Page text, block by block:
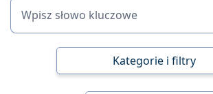
Kategorie i filtry